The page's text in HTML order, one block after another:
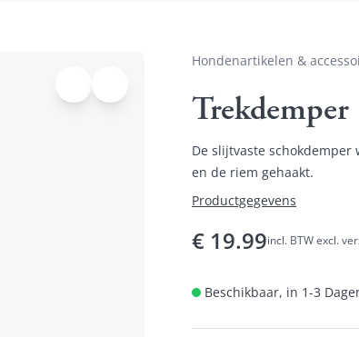
Hondenartikelen &
Trekdemper
De slijtvaste
en de riem gehaakt.
Productgegevens
€ 19.99incl. BTW excl.
Beschikbaar, in 1-3